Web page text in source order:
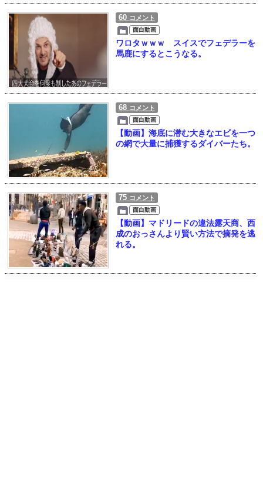
60 コメント
面白動画
ワロタｗｗｗ スイスでフェデラーを
馬鹿にするとこうなる。
68 コメント
面白動画
【動画】海底に潜む大きなエビを一つ
の網で大量に捕獲するダイバーたち。
75 コメント
面白動画
【動画】マドリードの違法露天商、西
成のおっさんより賢い方法で摘発を逃
れる。